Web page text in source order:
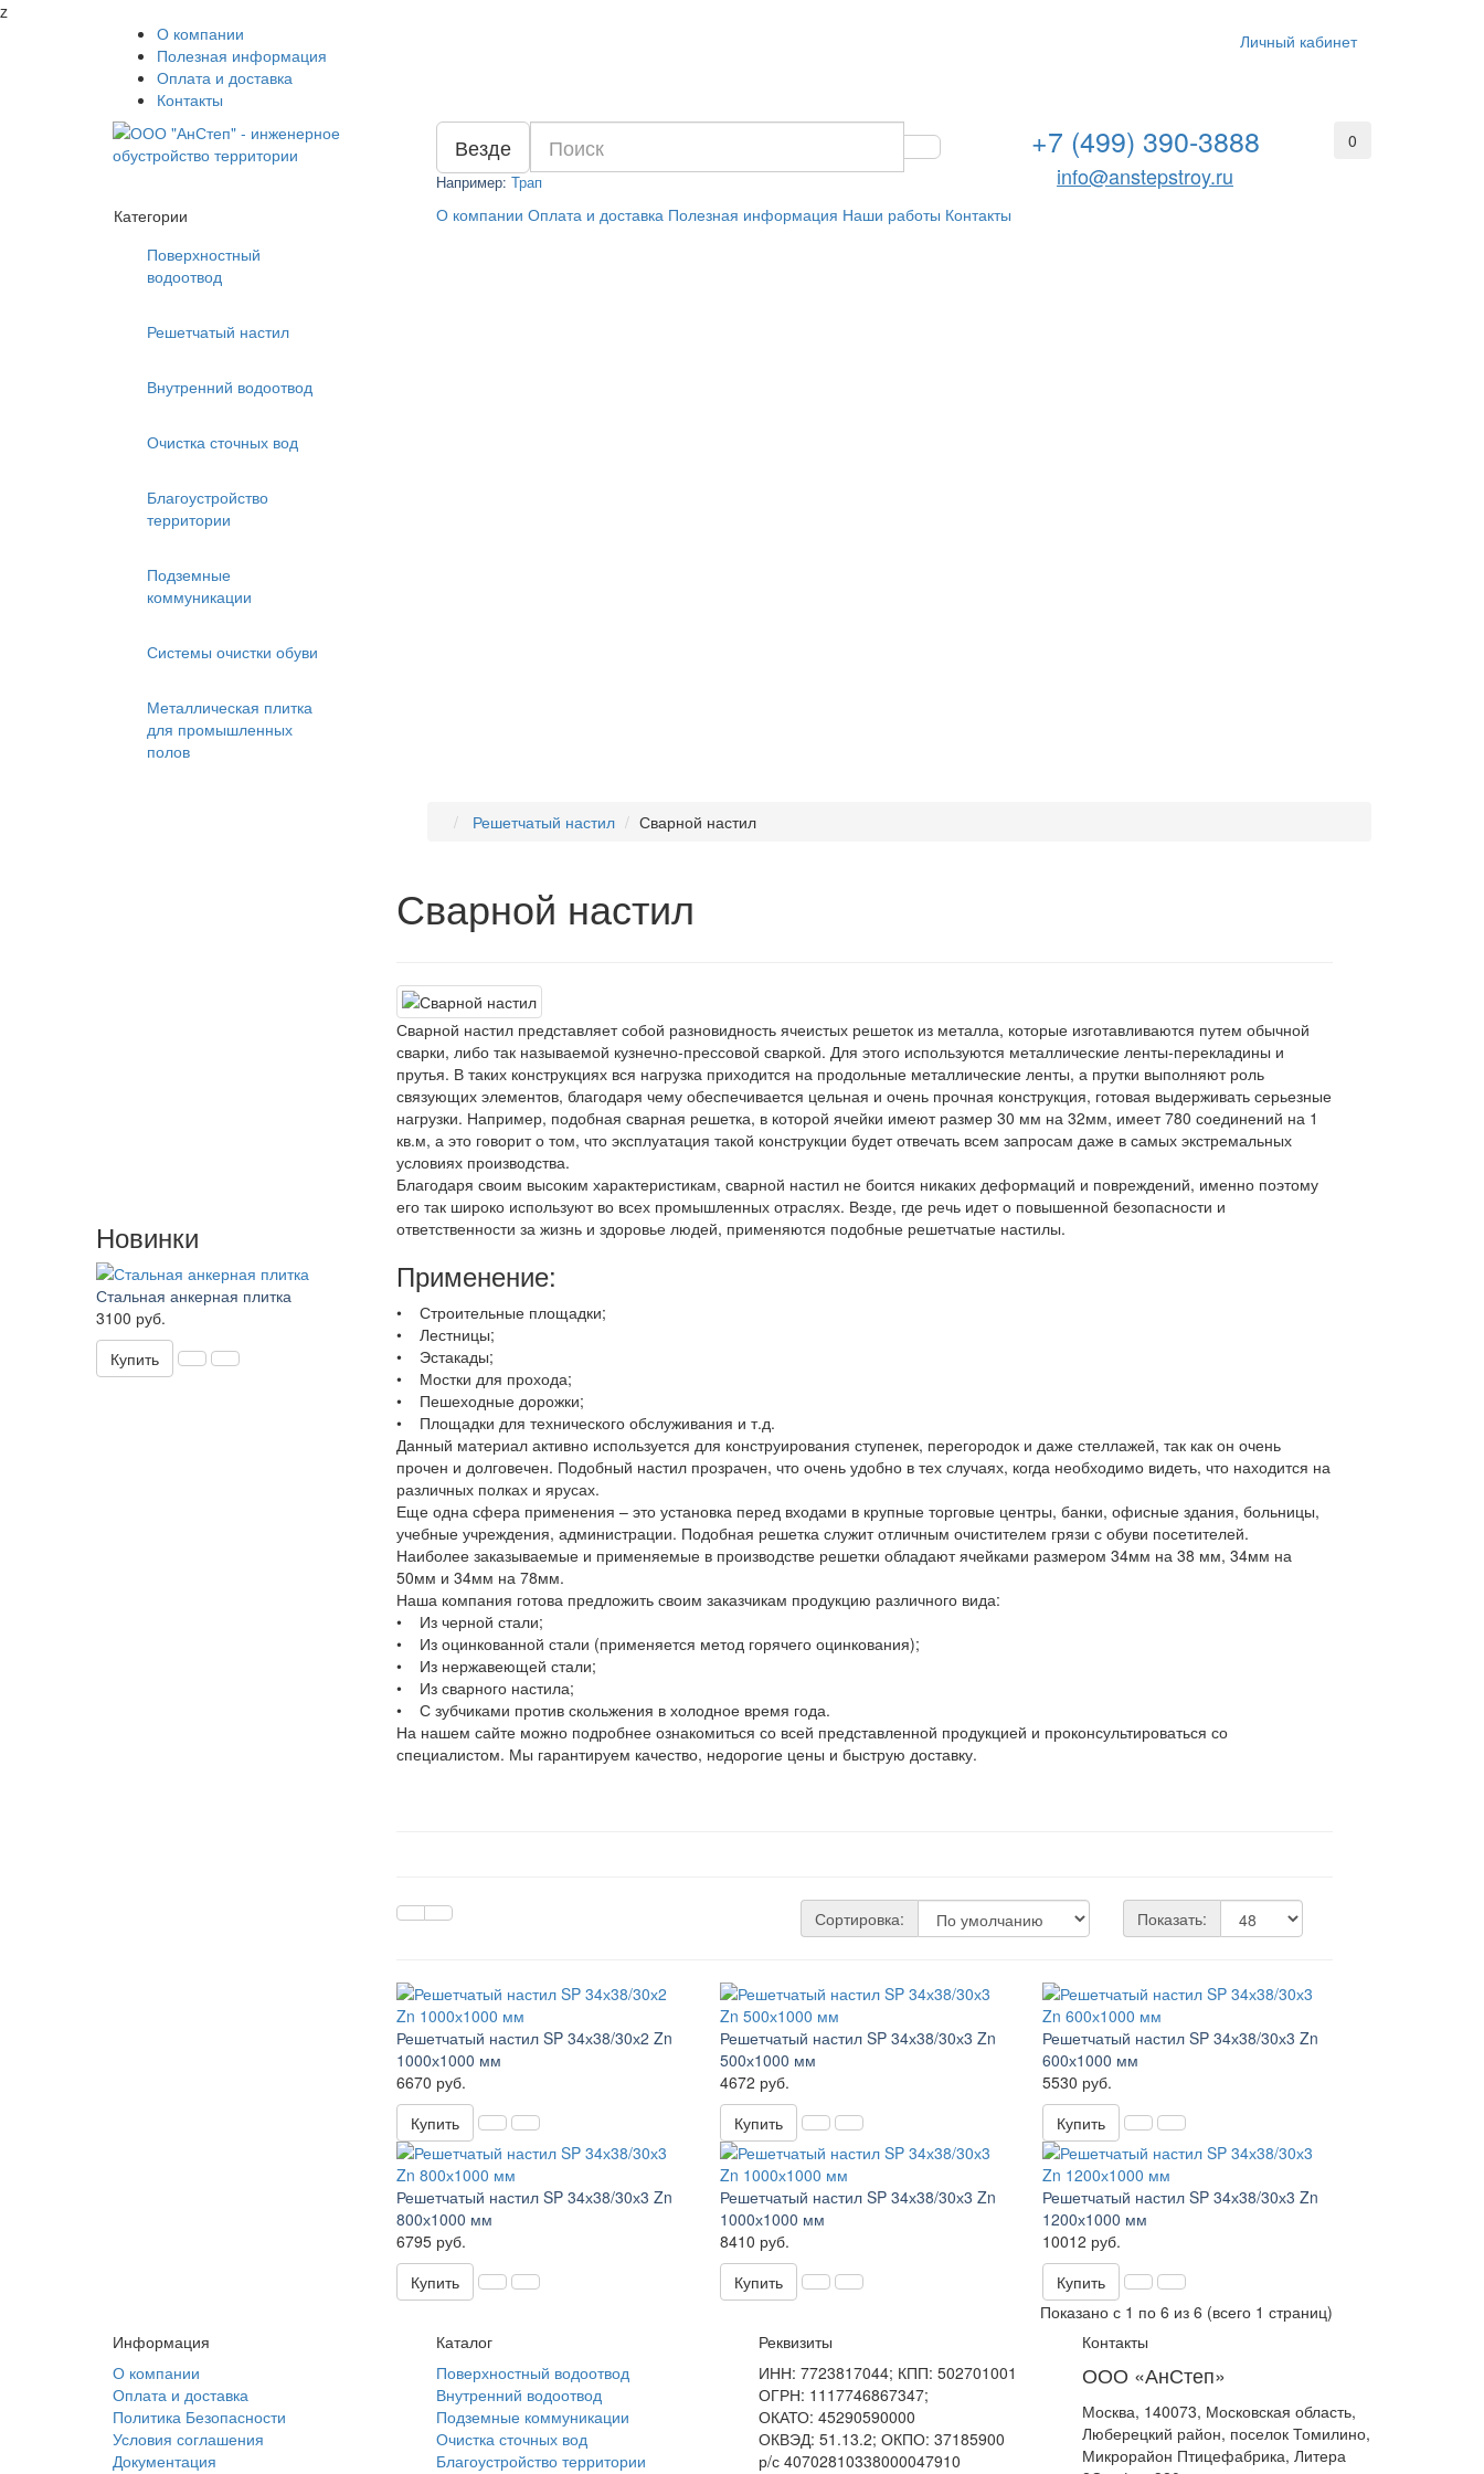
z
Личный кабинет
О компании
Полезная информация
Оплата и доставка
Контакты
+7 (499) 390-3888
info@anstepstroy.ru
0
Везде
Например: Трап
О компании Оплата и доставка Полезная информация Наши работы Контакты
Категории
Поверхностный
водоотвод
Решетчатый настил
Внутренний водоотвод
Очистка сточных вод
Благоустройство
территории
Подземные
коммуникации
Системы очистки обуви
Металлическая плитка
для промышленных
полов
Решетчатый настил Сварной настил
Новинки
Стальная анкерная плитка
3100 руб.
Купить
Сварной настил
Сварной настил представляет собой разновидность ячеистых решеток из металла, которые изготавливаются путем обычной
сварки, либо так называемой кузнечно-прессовой сваркой. Для этого используются металлические ленты-перекладины и
прутья. В таких конструкциях вся нагрузка приходится на продольные металлические ленты, а прутки выполняют роль
связующих элементов, благодаря чему обеспечивается цельная и очень прочная конструкция, готовая выдерживать серьезные
нагрузки. Например, подобная сварная решетка, в которой ячейки имеют размер 30 мм на 32мм, имеет 780 соединений на 1
кв.м, а это говорит о том, что эксплуатация такой конструкции будет отвечать всем запросам даже в самых экстремальных
условиях производства.
Благодаря своим высоким характеристикам, сварной настил не боится никаких деформаций и повреждений, именно поэтому
его так широко используют во всех промышленных отраслях. Везде, где речь идет о повышенной безопасности и
ответственности за жизнь и здоровье людей, применяются подобные решетчатые настилы.
Применение:
• Строительные площадки;
• Лестницы;
• Эстакады;
• Мостки для прохода;
• Пешеходные дорожки;
• Площадки для технического обслуживания и т.д.
Данный материал активно используется для конструирования ступенек, перегородок и даже стеллажей, так как он очень
прочен и долговечен. Подобный настил прозрачен, что очень удобно в тех случаях, когда необходимо видеть, что находится на
различных полках и ярусах.
Еще одна сфера применения – это установка перед входами в крупные торговые центры, банки, офисные здания, больницы,
учебные учреждения, администрации. Подобная решетка служит отличным очистителем грязи с обуви посетителей.
Наиболее заказываемые и применяемые в производстве решетки обладают ячейками размером 34мм на 38 мм, 34мм на
50мм и 34мм на 78мм.
Наша компания готова предложить своим заказчикам продукцию различного вида:
• Из черной стали;
• Из оцинкованной стали (применяется метод горячего оцинкования);
• Из нержавеющей стали;
• Из сварного настила;
• С зубчиками против скольжения в холодное время года.
На нашем сайте можно подробнее ознакомиться со всей представленной продукцией и проконсультироваться со
специалистом. Мы гарантируем качество, недорогие цены и быструю доставку.
Сортировка: Показать:
Решетчатый настил SP 34х38/30х2 Zn
1000х1000 мм
6670 руб.
Купить
Решетчатый настил SP 34х38/30х3 Zn
500х1000 мм
4672 руб.
Купить
Решетчатый настил SP 34х38/30х3 Zn
600х1000 мм
5530 руб.
Купить
Решетчатый настил SP 34х38/30х3 Zn
800х1000 мм
6795 руб.
Купить
Решетчатый настил SP 34х38/30х3 Zn
1000х1000 мм
8410 руб.
Купить
Решетчатый настил SP 34х38/30х3 Zn
1200х1000 мм
10012 руб.
Купить
Показано с 1 по 6 из 6 (всего 1 страниц)
Информация
О компании
Оплата и доставка
Политика Безопасности
Условия соглашения
Документация
Каталог
Поверхностный водоотвод
Внутренний водоотвод
Подземные коммуникации
Очистка сточных вод
Благоустройство территории
Реквизиты
ИНН: 7723817044; КПП: 502701001
ОГРН: 1117746867347;
ОКАТО: 45290590000
ОКВЭД: 51.13.2; ОКПО: 37185900
р/с 40702810338000047910
Контакты
ООО «АнСтеп»
Москва, 140073, Московская область,
Люберецкий район, поселок Томилино,
Микрорайон Птицефабрика, Литера